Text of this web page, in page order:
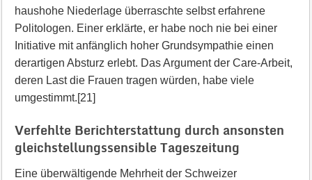
haushohe Niederlage überraschte selbst erfahrene
Politologen. Einer erklärte, er habe noch nie bei einer
Initiative mit anfänglich hoher Grundsympathie einen
derartigen Absturz erlebt. Das Argument der Care-Arbeit,
deren Last die Frauen tragen würden, habe viele
umgestimmt.[21]
Verfehlte Berichterstattung durch ansonsten
gleichstellungssensible Tageszeitung
Eine überwältigende Mehrheit der Schweizer